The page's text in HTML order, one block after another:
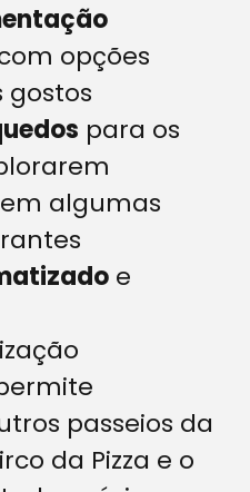
opções
gostos
para os
em algumas
e
passeios da
da Pizza e o